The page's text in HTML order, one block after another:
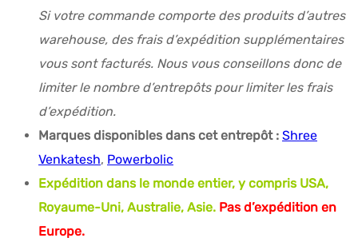
Si votre commande comporte des produits d’autres
warehouse, des frais d’expédition supplémentaires
vous sont facturés. Nous vous conseillons donc de
limiter le nombre d’entrepôts pour limiter les frais
d’expédition.
Marques disponibles dans cet entrepôt : Shree
Venkatesh, Powerbolic
Expédition dans le monde entier, y compris USA,
Royaume-Uni, Australie, Asie. Pas d’expédition en
Europe.